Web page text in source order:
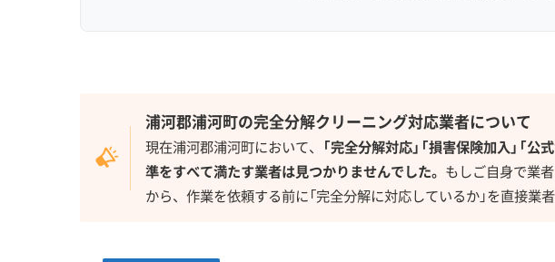
浦河郡浦河町の完全分解クリーニング対応業者について
現在浦河郡浦河町において、 「完全分解対応」「損害保険加入」「
準をすべて満たす業者は見つかりませんでした。 もしご自身で業
から、作業を依頼する前に「完全分解に対応しているか」を直接業